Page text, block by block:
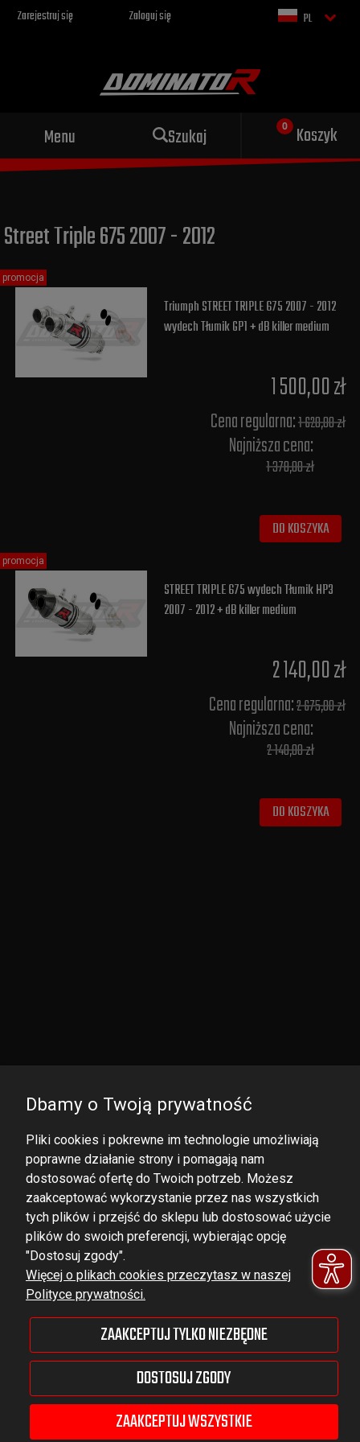
Zarejestruj się Zaloguj się PL
Menu Szukaj Koszyk
Sportowy wydech dla Twojego
Street Triple 675 2007 - 2012
Triumph STREET TRIPLE 675 2007 - 2012
wydech Tłumik GP1 + dB killer medium
1 500,00 zł
Cena regularna:1 620,00 zł
Najniższa cena:
1 378,00 zł
DO KOSZYKA
promocja
STREET TRIPLE 675 wydech Tłumik HP3
2007 - 2012 + dB killer medium
2 140,00 zł
Cena regularna:2 675,00 zł
Najniższa cena:
2 140,00 zł
DO KOSZYKA
promocja
DOMINATOR GROUP Sp. z o.o.
Ludowa 59, 43-514 Kaniów,
POLAND
VAT ID No.: 6521751083
dominator@dominator.pl
© Copyright 2022 | Dominator Group Sp. z o. o.
Dbamy o Twoją prywatność
Pliki cookies i pokrewne im technologie umożliwiają
poprawne działanie strony i pomagają nam
dostosować ofertę do Twoich potrzeb. Możesz
zaakceptować wykorzystanie przez nas wszystkich
tych plików i przejść do sklepu lub dostosować użycie
plików do swoich preferencji, wybierając opcję
"Dostosuj zgody".
Więcej o plikach cookies przeczytasz w naszej
Polityce prywatności.
ZAAKCEPTUJ TYLKO NIEZBĘDNE
DOSTOSUJ ZGODY
ZAAKCEPTUJ WSZYSTKIE